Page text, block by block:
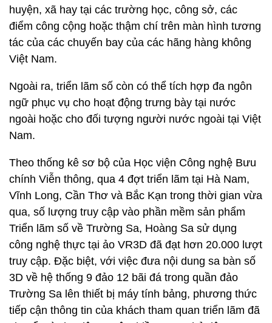
huyện, xã hay tại các trường học, công sở, các
điểm công cộng hoặc thậm chí trên màn hình tương
tác của các chuyến bay của các hãng hàng không
Việt Nam.
Ngoài ra, triển lãm số còn có thể tích hợp đa ngôn
ngữ phục vụ cho hoạt động trưng bày tại nước
ngoài hoặc cho đối tượng người nước ngoài tại Việt
Nam.
Theo thống kê sơ bộ của Học viện Công nghệ Bưu
chính Viễn thông, qua 4 đợt triển lãm tại Hà Nam,
Vĩnh Long, Cần Thơ và Bắc Kạn trong thời gian vừa
qua, số lượng truy cập vào phần mềm sản phẩm
Triển lãm số về Trường Sa, Hoàng Sa sử dụng
công nghệ thực tại ảo VR3D đã đạt hơn 20.000 lượt
truy cập. Đặc biệt, với việc đưa nội dung sa bàn số
3D về hệ thống 9 đảo 12 bãi đá trong quần đảo
Trường Sa lên thiết bị máy tính bảng, phương thức
tiếp cận thông tin của khách tham quan triển lãm đã